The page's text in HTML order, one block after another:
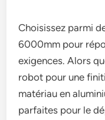
Choisissez parmi
6000mm pour
exigences. Alors
robot pour une
matériau en
parfaites pour le